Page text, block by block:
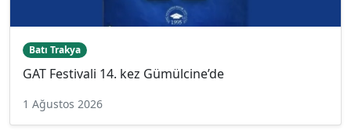
Batı Trakya
GAT Festivali 14. kez Gümülcine’de
1 Ağustos 2026